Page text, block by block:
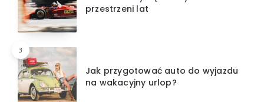
przestrzeni lat
3
Jak przygotować auto do wyjazdu
na wakacyjny urlop?